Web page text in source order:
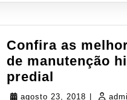
Confira as
de manutenção
predial
as
agosto 23, 2018 agosto